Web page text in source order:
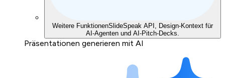
Weitere FunktionenSlideSpeak API, Design-Kontext für
AI-Agenten und AI-Pitch-Decks.
Präsentationen generieren mit AI